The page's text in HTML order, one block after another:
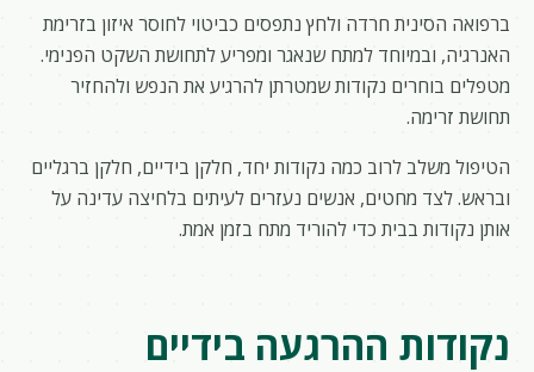
ברפואה הסינית חרדה ולחץ נתפסים כביטוי לחוסר איזון בזרימת
האנרגיה, ובמיוחד למתח שנאגר ומפריע לתחושת השקט הפנימי.
מטפלים בוחרים נקודות שמטרתן להרגיע את הנפש ולהחזיר
תחושת זרימה.
הטיפול משלב לרוב כמה נקודות יחד, חלקן בידיים, חלקן ברגליים
ובראש. לצד מחטים, אנשים נעזרים לעיתים בלחיצה עדינה על
אותן נקודות בבית כדי להוריד מתח בזמן אמת.
נקודות ההרגעה בידיים